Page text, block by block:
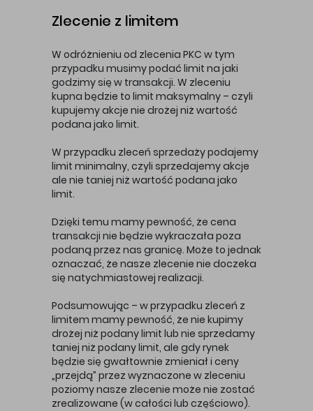
Zlecenie z limitem
W odróżnieniu od zlecenia PKC w tym
przypadku musimy podać limit na jaki
godzimy się w transakcji. W zleceniu
kupna będzie to limit maksymalny – czyli
kupujemy akcje nie drożej niż wartość
podana jako limit.
W przypadku zleceń sprzedaży podajemy
limit minimalny, czyli sprzedajemy akcje
ale nie taniej niż wartość podana jako
limit.
Dzięki temu mamy pewność, że cena
transakcji nie będzie wykraczała poza
podaną przez nas granicę. Może to jednak
oznaczać, że nasze zlecenie nie doczeka
się natychmiastowej realizacji.
Podsumowując – w przypadku zleceń z
limitem mamy pewność, że nie kupimy
drożej niż podany limit lub nie sprzedamy
taniej niż podany limit, ale gdy rynek
będzie się gwałtownie zmieniał i ceny
„przejdą” przez wyznaczone w zleceniu
poziomy nasze zlecenie może nie zostać
zrealizowane (w całości lub częściowo).